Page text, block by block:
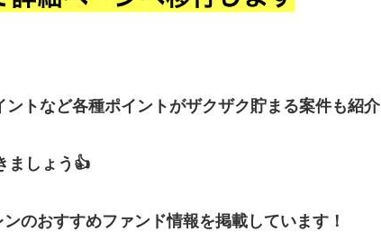
トなど各種ポイントがザクザク貯まる案件も紹介
ましょう👍
のおすすめファンド情報を掲載しています！